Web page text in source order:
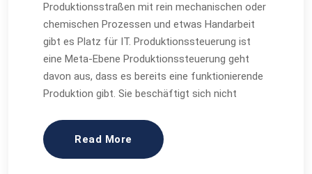
Produktionsstraßen mit rein mechanischen oder
chemischen Prozessen und etwas Handarbeit
gibt es Platz für IT. Produktionssteuerung ist
eine Meta-Ebene Produktionssteuerung geht
davon aus, dass es bereits eine funktionierende
Produktion gibt. Sie beschäftigt sich nicht
Read More